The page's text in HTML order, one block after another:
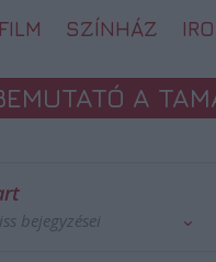
FILM SZÍNHÁZ
A
bejegyzései